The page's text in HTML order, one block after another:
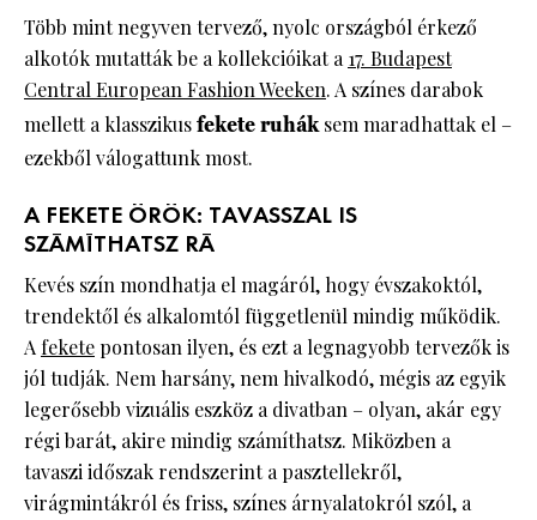
Több mint negyven tervező, nyolc országból érkező
alkotók mutatták be a kollekcióikat a17. Budapest
Central European Fashion Weeken. A színes darabok
mellett a klasszikusfekete ruháksem maradhattak el –
ezekből válogattunk most.
A FEKETE ÖRÖK: TAVASSZAL IS
SZÁMÍTHATSZ RÁ
Kevés szín mondhatja el magáról, hogy évszakoktól,
trendektől és alkalomtól függetlenül mindig működik.
A fekete pontosan ilyen, és ezt a legnagyobb tervezők is
jól tudják. Nem harsány, nem hivalkodó, mégis az egyik
legerősebb vizuális eszköz a divatban – olyan, akár egy
régi barát, akire mindig számíthatsz. Miközben a
tavaszi időszak rendszerint a pasztellekről,
virágmintákról és friss, színes árnyalatokról szól, a